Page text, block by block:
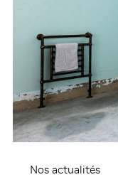
Nos actualités